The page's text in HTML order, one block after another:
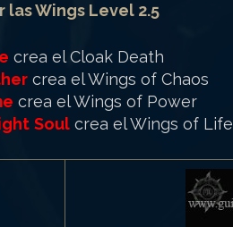
las Wings Level 2.5
crea el Cloak Death
crea el Wings of Chaos
crea el Wings of Power
Soul crea el Wings of Life